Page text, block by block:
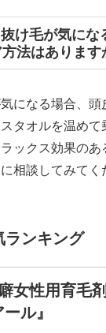
け毛が気にな
法はあります
になる場合、頭
タオルを温めて
ックス効果のあ
相談してみてく
ンキング
女性用育毛
ル』